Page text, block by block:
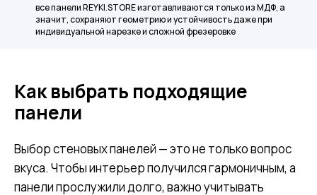
все панели REYKI.STORE изготавливаются только из МДФ, а
значит, сохраняют геометрию и устойчивость даже при
индивидуальной нарезке и сложной фрезеровке
Как выбрать подходящие
панели
Выбор стеновых панелей — это не только вопрос
вкуса. Чтобы интерьер получился гармоничным, а
панели прослужили долго, важно учитывать